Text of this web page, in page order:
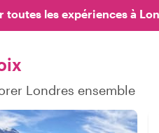
toutes les expériences à
Londres ensemble